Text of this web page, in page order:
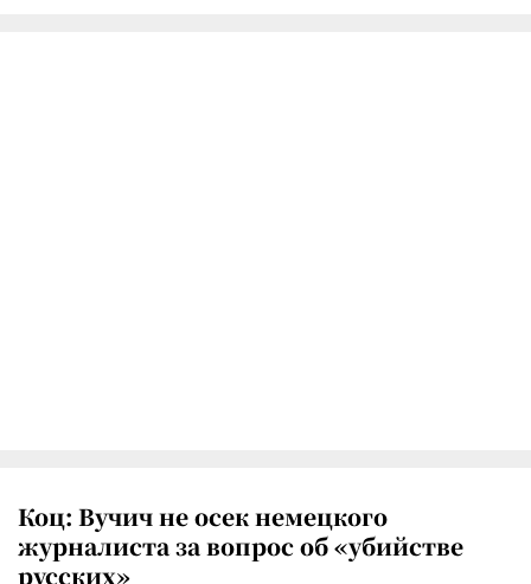
Коц: Вучич не осек немецкого
журналиста за вопрос об «убийстве
русских»